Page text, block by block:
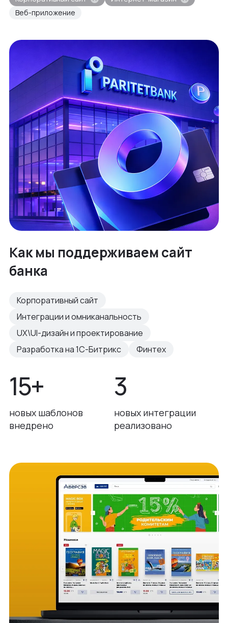
Веб-приложение
Как мы поддерживаем сайт
банка
Корпоративный сайт
Интеграции и омниканальность
UX\UI-дизайн и проектирование
Разработка на 1С-Битрикс
Финтех
15+
новых шаблонов
внедрено
3
новых интеграции
реализовано